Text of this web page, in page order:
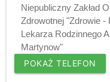
Niepubliczny Zakład
Zdrowotnej "Zdrowie -
Lekarza Rodzinnego
Martynow"
POKAŻ TELEFON